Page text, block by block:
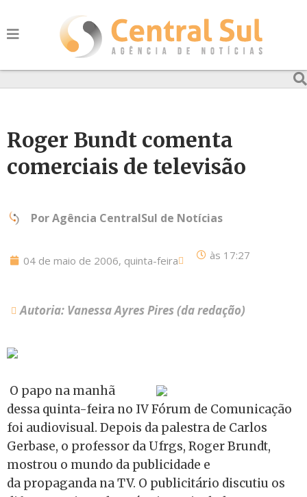
Roger Bundt comenta
comerciais de televisão
PorAgência CentralSul de Notícias
04 de maio de 2006, quinta-feira às 17:27
Autoria: Vanessa Ayres Pires (da redação)
O papo na manhã
dessa quinta-feira no IV Fórum de Comunicação
foi audiovisual. Depois da palestra de Carlos
Gerbase, o professor da Ufrgs, Roger Brundt,
mostrou o mundo da publicidade e
da propaganda na TV. O publicitário discutiu os